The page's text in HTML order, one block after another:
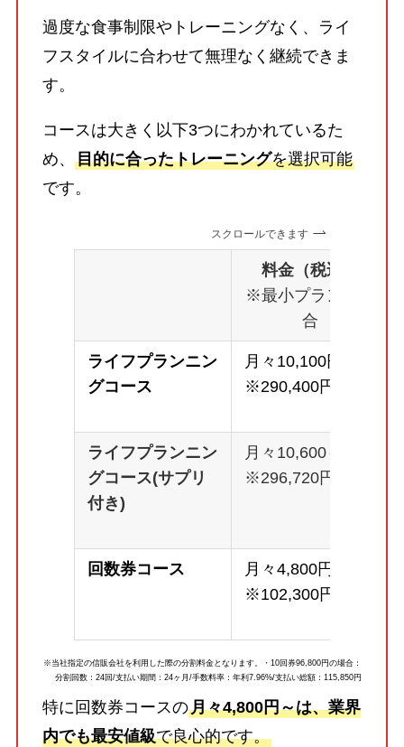
過度な食事制限やトレーニングなく、ライ
フスタイルに合わせて無理なく継続できま
す。
コースは大きく以下3つにわかれているた
め、 目的に合ったトレーニングを選択可能
です。
スクロールできます
料金（税込）
※最小プランの場
合
ライフプランニン
グコース
月々10,100円～
※290,400円
ライフプランニン
グコース(サプリ
付き)
月々10,600～
※296,720円
回数券コース
月々4,800円～
※102,300円
※当社指定の信販会社を利用した際の分割料金となります。・10回券96,800円の場合：
分割回数：24回/支払い期間：24ヶ月/手数料率：年利7.96%/支払い総額：115,850円
特に回数券コースの月々4,800円～は、業界
内でも最安値級で良心的です。